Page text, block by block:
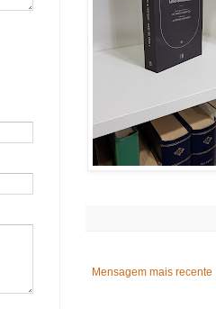
Mensagem mais recente